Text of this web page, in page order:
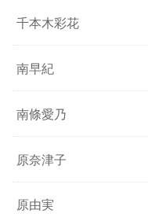
千本木彩花
南早紀
南條愛乃
原奈津子
原由実